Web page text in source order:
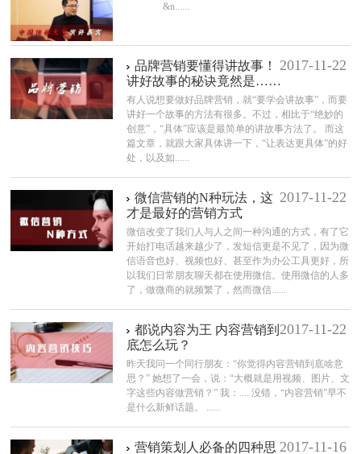
&n......
2017-11-22
品牌营销要懂得讲故事！
讲好故事的秘诀竟然是……
有人说想要做好品牌营销，就“要学会讲故事”，而要
讲好一个故事的方法有很多。不过，相比于“绝妙的
创意”，“具体”应该是最简单的讲故事方法了。 而这
篇文章，就跟大家具体讲一下，“让表达更具体”的好
处，以及如......
2017-11-22
微信营销的N种玩法，这
才是最好的营销方式
微信改变了我们人与人之间一种沟通的方式，有了它
开始打电话越来越少了，发短信更是不见了，因为微
信语音也好、视频也好、甚至作为办公工具更好，所
以我们日常朋友聊天都在使用微信。使用微信的人多
了，做微商的就频繁了，然而微信......
2017-11-22
都说内容为王 内容营销到
底怎么玩？
昨天我问一个同行朋友：“你觉得内容营销到底啥意
思？” 她想了一会，说：“大概就是用视频、图片、文
字这些内容做营销？” 我：.... 没错，“内容营销”早不
是什么新鲜话题。 ......
2017-11-16
营销策划人必备的四种思